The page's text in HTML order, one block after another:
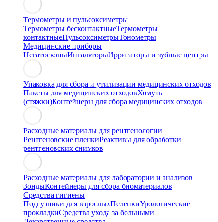
Термометры и пульсоксиметры
Термометры бесконтактныеТермометры
контактныеПульсоксиметрыТонометры
Медицинские приборы
НегатоскопыИнгаляторыИрригаторы и зубные центры
Упаковка для сбора и утилизации медицинских отходов
Пакеты для медицинских отходовХомуты
(стяжки)Контейнеры для сбора медицинских отходов
Расходные материалы для рентгенологии
Рентгеновские пленкиРеактивы для обработки
рентгеновских снимков
Расходные материалы для лаборатории и анализов
ЗондыКонтейнеры для сбора биоматериалов
Средства гигиены
Подгузники для взрослыхПеленкиУрологические
прокладкиСредства ухода за больными